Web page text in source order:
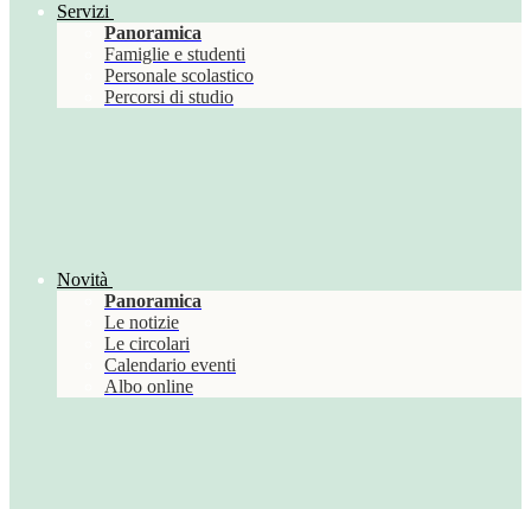
Servizi
Panoramica
Famiglie e studenti
Personale scolastico
Percorsi di studio
Novità
Panoramica
Le notizie
Le circolari
Calendario eventi
Albo online